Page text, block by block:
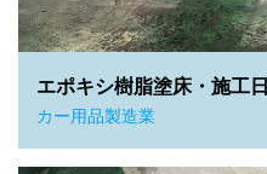
エポキシ樹脂塗床・施工
カー用品製造業